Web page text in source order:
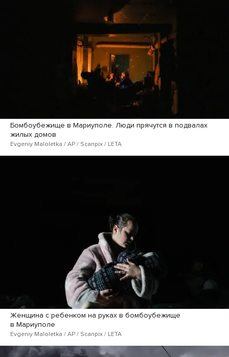
Бомбоубежище в Мариуполе. Люди прячутся в подвалах
жилых домов
Evgeniy Maloletka / AP / Scanpix / LETA
Женщина с ребенком на руках в бомбоубежище
в Мариуполе
Evgeniy Maloletka / AP / Scanpix / LETA